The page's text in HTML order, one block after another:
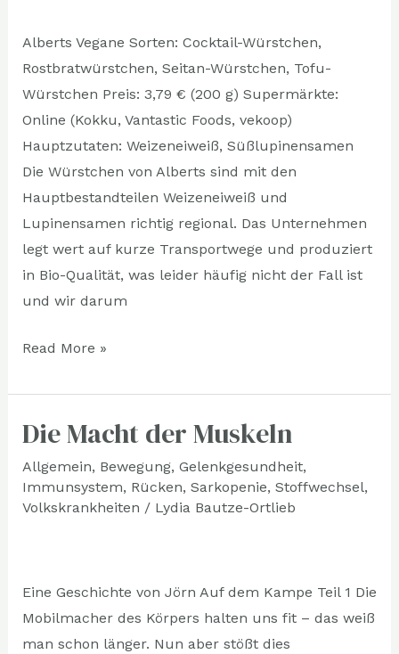
Alberts Vegane Sorten: Cocktail-Würstchen,
Rostbratwürstchen, Seitan-Würstchen, Tofu-
Würstchen Preis: 3,79 € (200 g) Supermärkte:
Online (Kokku, Vantastic Foods, vekoop)
Hauptzutaten: Weizeneiweiß, Süßlupinensamen
Die Würstchen von Alberts sind mit den
Hauptbestandteilen Weizeneiweiß und
Lupinensamen richtig regional. Das Unternehmen
legt wert auf kurze Transportwege und produziert
in Bio-Qualität, was leider häufig nicht der Fall ist
und wir darum
Read More »
Die Macht der Muskeln
Allgemein, Bewegung, Gelenkgesundheit,
Immunsystem, Rücken, Sarkopenie, Stoffwechsel,
Volkskrankheiten / Lydia Bautze-Ortlieb
Eine Geschichte von Jörn Auf dem Kampe Teil 1 Die
Mobilmacher des Körpers halten uns fit – das weiß
man schon länger. Nun aber stößt dies
Die
der
Muskeln